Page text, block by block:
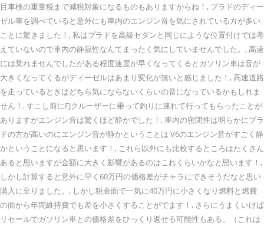
目車検の重量税まで減税対象になるものもありますからね！, プラドのディー
ゼル車を調べていると意外にも車内のエンジン音を気にされている方が多い
ことに驚きました！, 私はプラドを高級セダンと同じにような位置付けでは考
えていないので車内の静寂性なんてまったく気にしていませんでした。, 高速
には乗れませんでしたがある程度速度が早くなってくるとガソリン車は音が
大きくなってくるがディーゼルはあまり変化が無いと感じました！, 高速道路
を走っているときはどちら気にならないくらいの音になっているかもしれま
せん！, すこし前にFJクルーザーに乗って釣りに連れて行ってもらったことが
ありますがエンジン音は驚くほど静かでした！, 車内の密閉性は明らかにプラ
ドの方が高いのにエンジン音が静かということは V6のエンジン音がすごく静
かということになると思います！, これら以外にも比較するところはたくさん
あると思いますが金額に大きく影響があるのはこれくらいかなと思います！,
しかし計算すると意外に早く60万円の価格差がチャラにできそうだなと思い
購入に至りました。, しかし税金面で一気に40万円に小さくなり燃料と燃費
の面から年間維持費でも差を小さくすることがでます！, さらにうまくいけば
リセールでガソリン車との価格差をひっくり返せる可能性もある。（これは